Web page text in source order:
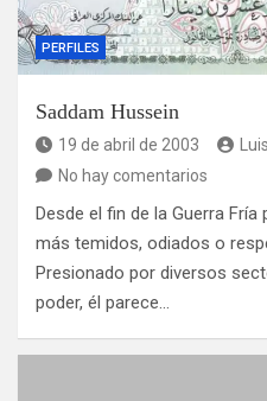
PERFILES
Saddam Hussein
19 de abril de 2003
No hay comentarios
Desde el fin de la Guerra
más temidos, odiados o
Presionado por diversos
poder, él parece…